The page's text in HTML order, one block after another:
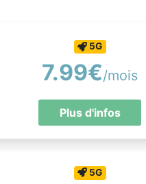
5G
7.99€/mois
Plus d'infos
5G